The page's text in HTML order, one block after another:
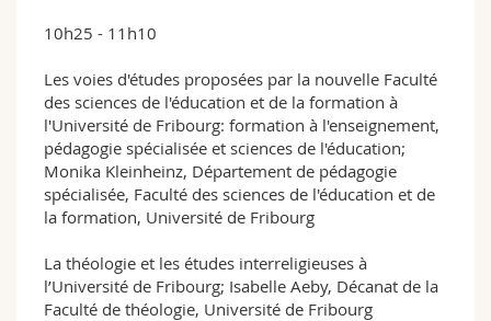
10h25 - 11h10
Les voies d'études proposées par la nouvelle Faculté
des sciences de l'éducation et de la formation à
l'Université de Fribourg: formation à l'enseignement,
pédagogie spécialisée et sciences de l'éducation;
Monika Kleinheinz, Département de pédagogie
spécialisée, Faculté des sciences de l'éducation et de
la formation, Université de Fribourg
La théologie et les études interreligieuses à
l’Université de Fribourg; Isabelle Aeby, Décanat de la
Faculté de théologie, Université de Fribourg